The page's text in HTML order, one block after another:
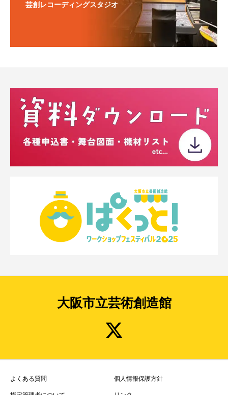
芸創レコーディングスタジオ
大阪市立芸術創造館
よくある質問 個人情報保護方針